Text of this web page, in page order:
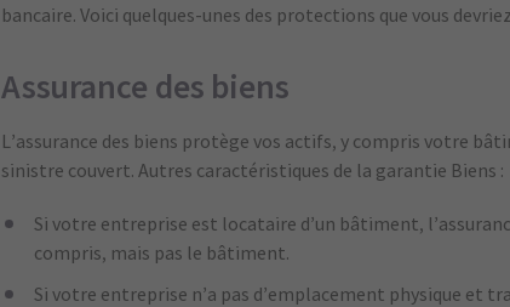
bancaire. Voici quelques-unes des protections que vous
Assurance des biens
L’assurance des biens protège vos actifs, y compris votre
sinistre couvert. Autres caractéristiques de la garantie Biens :
Si votre entreprise est locataire d’un bâtiment,
compris, mais pas le bâtiment.
Si votre entreprise n’a pas d’emplacement physique